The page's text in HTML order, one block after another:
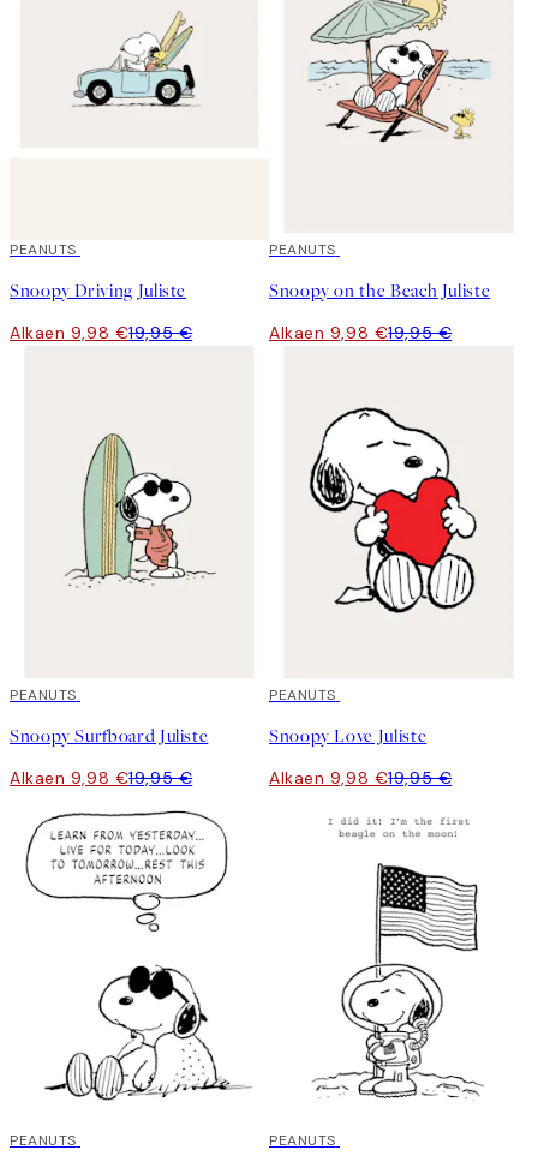
50%*
PEANUTS
Snoopy Driving Juliste
Alkaen 9,98 €19,95 €
50%*
PEANUTS
Snoopy on the Beach Juliste
Alkaen 9,98 €19,95 €
50%*
PEANUTS
Snoopy Surfboard Juliste
Alkaen 9,98 €19,95 €
50%*
PEANUTS
Snoopy Love Juliste
Alkaen 9,98 €19,95 €
50%*
PEANUTS 50%*
PEANUTS